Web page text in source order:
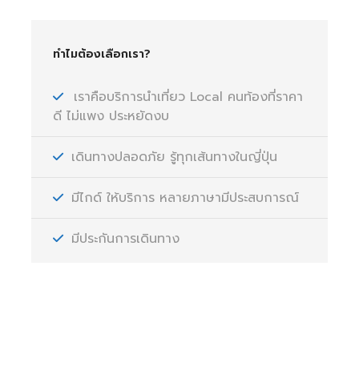
ทำไมต้องเลือกเรา?
เราคือบริการนำเที่ยว Local คนท้องที่ราคา
ดี ไม่แพง ประหยัดงบ
เดินทางปลอดภัย รู้ทุกเส้นทางในญี่ปุ่น
มีไกด์ ให้บริการ หลายภาษามีประสบการณ์
มีประกันการเดินทาง